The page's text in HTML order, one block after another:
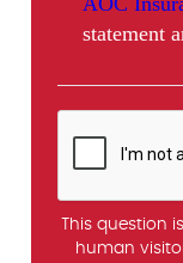
statement
This question
human